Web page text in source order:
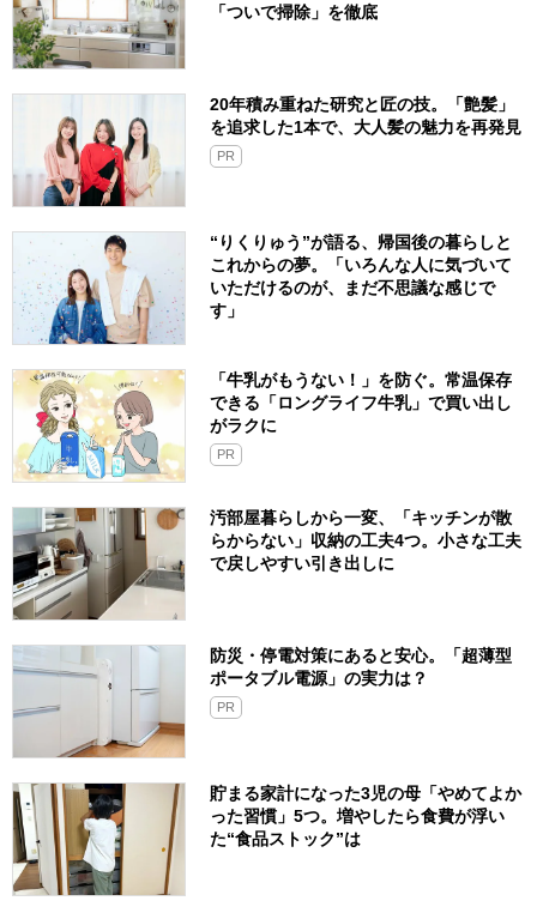
「ついで掃除」を徹底
20年積み重ねた研究と匠の技。「艶髪」
を追求した1本で、大人髪の魅力を再発見
PR
“りくりゅう”が語る、帰国後の暮らしと
これからの夢。「いろんな人に気づいて
いただけるのが、まだ不思議な感じで
す」
「牛乳がもうない！」を防ぐ。常温保存
できる「ロングライフ牛乳」で買い出し
がラクに
PR
汚部屋暮らしから一変、「キッチンが散
らからない」収納の工夫4つ。小さな工夫
で戻しやすい引き出しに
防災・停電対策にあると安心。「超薄型
ポータブル電源」の実力は？​
PR
貯まる家計になった3児の母「やめてよか
った習慣」5つ。増やしたら食費が浮い
た“食品ストック”は